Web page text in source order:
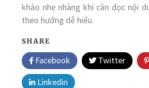
khảo nhẹ nhàng khi cần đọc nội
theo hướng dễ hiểu.
SHARE
Facebook Twitter
Linkedin